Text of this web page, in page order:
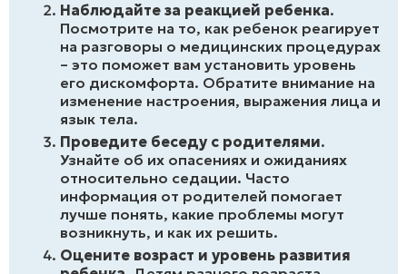
Наблюдайте за реакцией ребенка.
Посмотрите на то, как ребенок реагирует
на разговоры о медицинских процедурах
– это поможет вам установить уровень
его дискомфорта. Обратите внимание на
изменение настроения, выражения лица и
язык тела.
Проведите беседу с родителями.
Узнайте об их опасениях и ожиданиях
относительно седации. Часто
информация от родителей помогает
лучше понять, какие проблемы могут
возникнуть, и как их решить.
Оцените возраст и уровень развития